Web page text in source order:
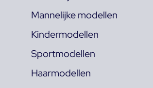
Mannelijke modellen
Kindermodellen
Sportmodellen
Haarmodellen